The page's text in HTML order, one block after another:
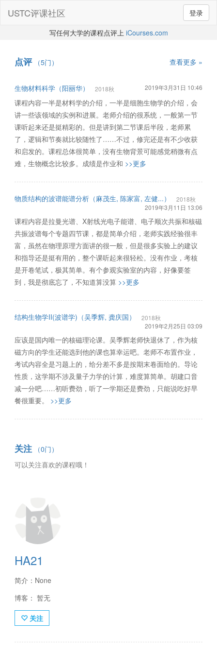
登录
USTC评课社区
写任何大学的课程点评上 iCourses.com
点评（5门） 查看更多 »
生物材料科学（阳丽华） 2018秋 2019年3月31日 10:46
课程内容一半是材料学的介绍，一半是细胞生物学的介绍，会
讲一些该领域的实例和进展。老师介绍的很系统，一般第一节
课听起来还是挺精彩的。但是讲到第二节课后半段，老师累
了，逻辑和节奏就比较随性了……不过，修完还是有不少收获
和启发的。课程总体很简单，没有生物背景可能感觉稍微有点
难，生物概念比较多。成绩是作业和 >>更多
物质结构的波谱能谱分析（麻茂生, 陈家富, 左健...）
2018秋
2019年3月11日 13:06
课程内容是拉曼光谱、X射线光电子能谱、电子顺次共振和核磁
共振波谱每个专题四节课，都是简单介绍，老师实践经验很丰
富，虽然在物理原理方面讲的很一般，但是很多实验上的建议
和指导还是挺有用的，整个课听起来很轻松。没有作业，考核
是开卷笔试，极其简单。有个参观实验室的内容，好像要签
到，我是彻底忘了，不知道算没算 >>更多
结构生物学II(波谱学)（吴季辉, 龚庆国）
2018秋
2019年2月25日 03:09
应该是国内唯一的核磁理论课。吴季辉老师快退休了，作为核
磁方向的学生还能选到他的课也算幸运吧。老师不布置作业，
考试内容全是习题上的，给分差不多是按期末卷面给的。导论
性质，这学期不涉及量子力学的计算，难度算简单。胡建口音
减一分吧……初听费劲，听了一学期还是费劲，只能说吃好早
餐很重要。 >>更多
关注 （0门）
可以关注喜欢的课程哦！
HA21
简介：None
博客： 暂无
关注